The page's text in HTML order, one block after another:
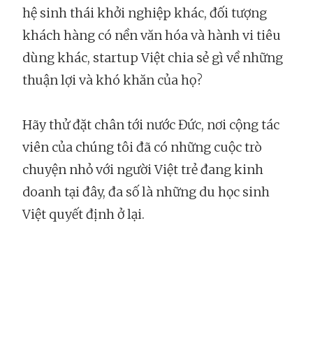
hệ sinh thái khởi nghiệp khác, đối tượng
khách hàng có nền văn hóa và hành vi tiêu
dùng khác, startup Việt chia sẻ gì về những
thuận lợi và khó khăn của họ?
Hãy thử đặt chân tới nước Đức, nơi cộng tác
viên của chúng tôi đã có những cuộc trò
chuyện nhỏ với người Việt trẻ đang kinh
doanh tại đây, đa số là những du học sinh
Việt quyết định ở lại.